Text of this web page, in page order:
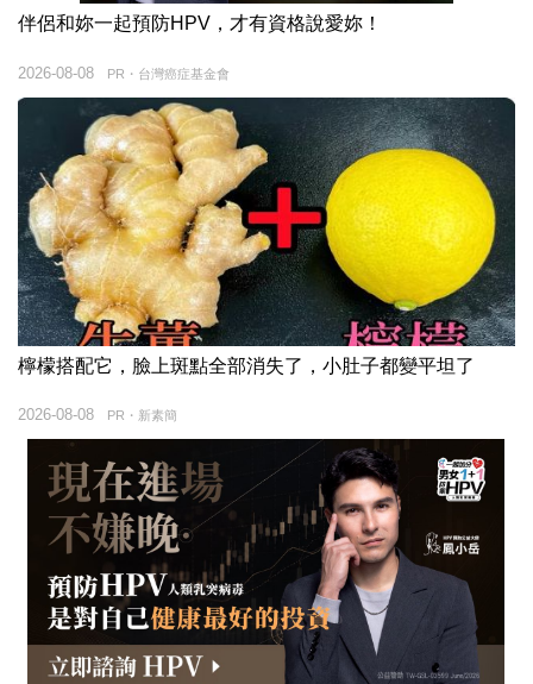
伴侶和妳一起預防HPV，才有資格說愛妳！
PR・台灣癌症基金會
2026-08-08
檸檬搭配它，臉上斑點全部消失了，小肚子都變平坦了
PR・新素簡
2026-08-08